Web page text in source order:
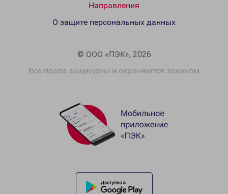
Направления
© ООО «ПЭК», 2026
Все права защищены и охраняются законом
О защите персональных данных